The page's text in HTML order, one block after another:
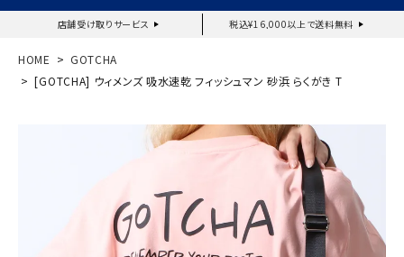
店舗受け取りサービス 税込¥16,000以上で送料無料
新規会員登録｜ログイン
ブランドメニュー
HOME
GOTCHA
[GOTCHA] ウィメンズ 吸水速乾 フィッシュマン 砂浜 らくがき T